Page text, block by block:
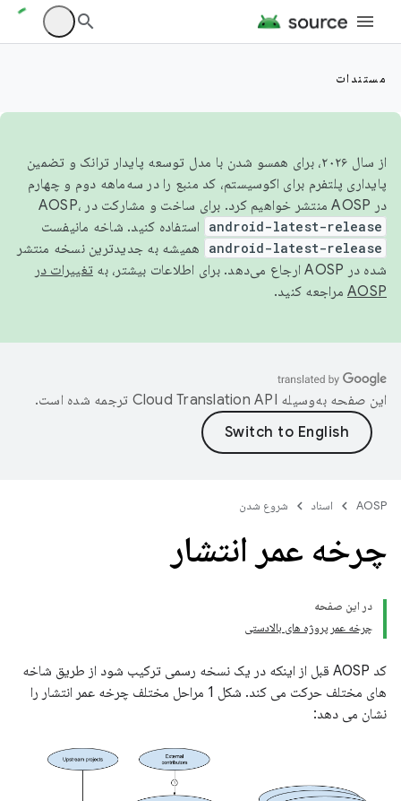
مستندات
از سال ۲۰۲۶، برای همسو شدن با مدل توسعه پایدار ترانک و تضمین
پایداری پلتفرم برای اکوسیستم، کد منبع را در سه‌ماهه دوم و چهارم
در AOSP منتشر خواهیم کرد. برای ساخت و مشارکت در AOSP،
android-latest-release استفاده کنید. شاخه مانیفست
android-latest-release
همیشه به جدیدترین نسخه منتشر
شده در AOSP ارجاع می‌دهد. برای اطلاعات بیشتر، به
تغییرات در
AOSP مراجعه کنید.
این صفحه به‌وسیله ترجمه شده است.
AOSP اسناد شروع شدن
چرخه عمر انتشار
در این صفحه
چرخه عمر پروژه های بالادستی
کد AOSP قبل از اینکه در یک نسخه رسمی ترکیب شود از طریق شاخه
های مختلف حرکت می کند. شکل 1 مراحل مختلف چرخه عمر انتشار را
نشان می دهد: